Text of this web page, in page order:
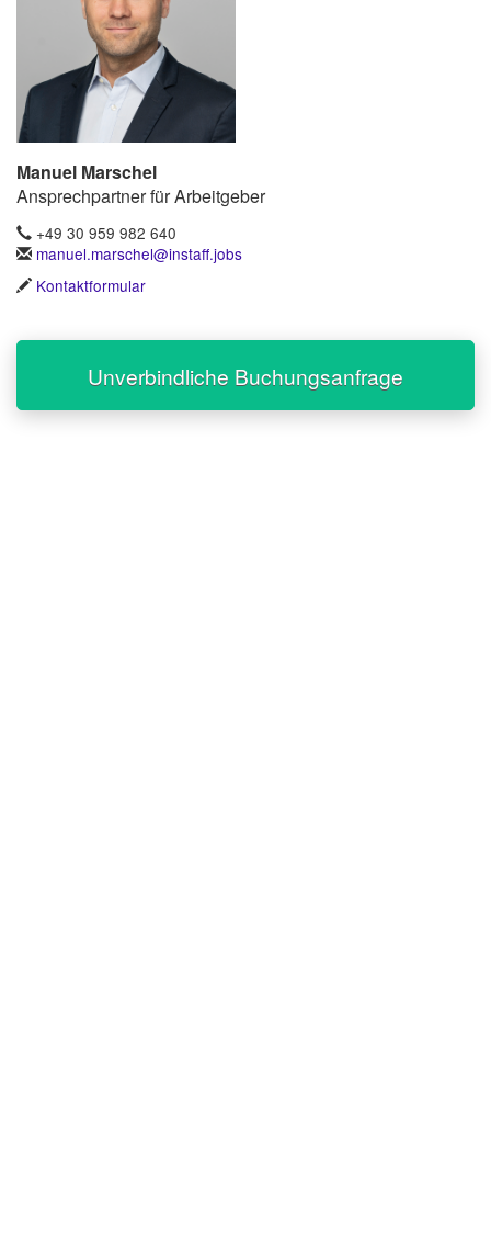
Manuel Marschel
Ansprechpartner für Arbeitgeber
+49 30 959 982 640
manuel.marschel@instaff.jobs
Kontaktformular
Unverbindliche Buchungsanfrage